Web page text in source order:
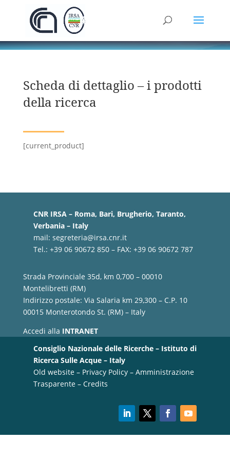
Scheda di dettaglio – i prodotti
della ricerca
[current_product]
CNR IRSA – Roma, Bari, Brugherio, Taranto,
Verbania – Italy
mail: segreteria@irsa.cnr.it
Tel.: +39 06 90672 850 – FAX: +39 06 90672 787
Strada Provinciale 35d, km 0,700 – 00010
Montelibretti (RM)
Indirizzo postale: Via Salaria km 29,300 – C.P. 10
00015 Monterotondo St. (RM) – Italy
Accedi alla INTRANET
Consiglio Nazionale delle Ricerche – Istituto di
Ricerca Sulle Acque – Italy
Old website– Privacy Policy– Amministrazione
Trasparente– Credits